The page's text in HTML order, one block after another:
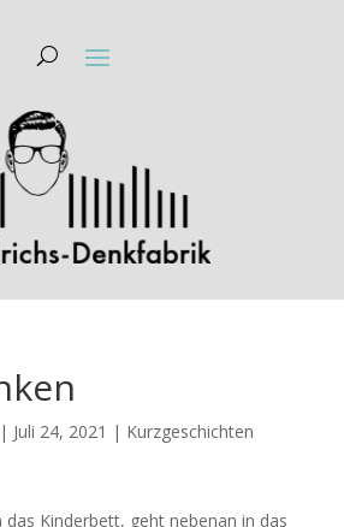
| Juli 24, 2021 | Kurzgeschichten
das Kinderbett, geht nebenan in das